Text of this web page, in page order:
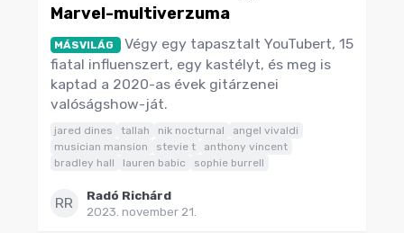
Marvel-multiverzuma
MÁSVILÁG
Végy egy tapasztalt YouTubert, 15
fiatal influenszert, egy kastélyt, és meg is
kaptad a 2020-as évek gitárzenei
valóságshow-ját.
jared dines tallah nik nocturnal
angel vivaldi
musician mansion
stevie t
anthony vincent
bradley hall
lauren babic sophie burrell
RR
Radó Richárd
2023. november 21.